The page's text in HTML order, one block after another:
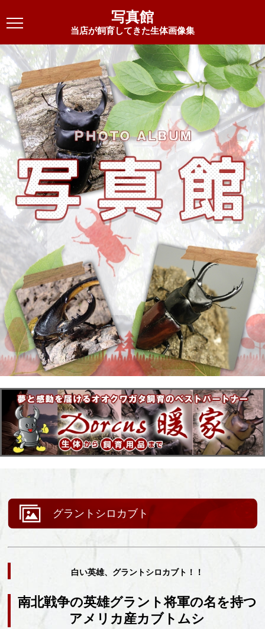
写真館
当店が飼育してきた生体画像集
グラントシロカブト
白い英雄、グラントシロカブト！！
南北戦争の英雄グラント将軍の名を持つ
アメリカ産カブトムシ